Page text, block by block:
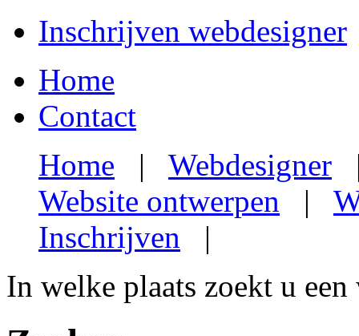
Inschrijven webdesigner
Home
Contact
Home | Webdesigner
Website ontwerpen |
Inschrijven |
In welke plaats zoekt u een